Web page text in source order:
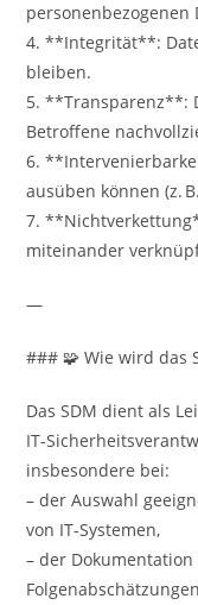
personenbezogenen
4. **Integrität**:
bleiben.
5. **Transparenz**:
Betroffene
6.
ausüben können (z.
7.
miteinander
—
### 🧩 Wie wird das
Das SDM dient als
IT-
insbesondere bei:
– der Auswahl
von IT-Systemen,
– der
Folgenabschätzungen